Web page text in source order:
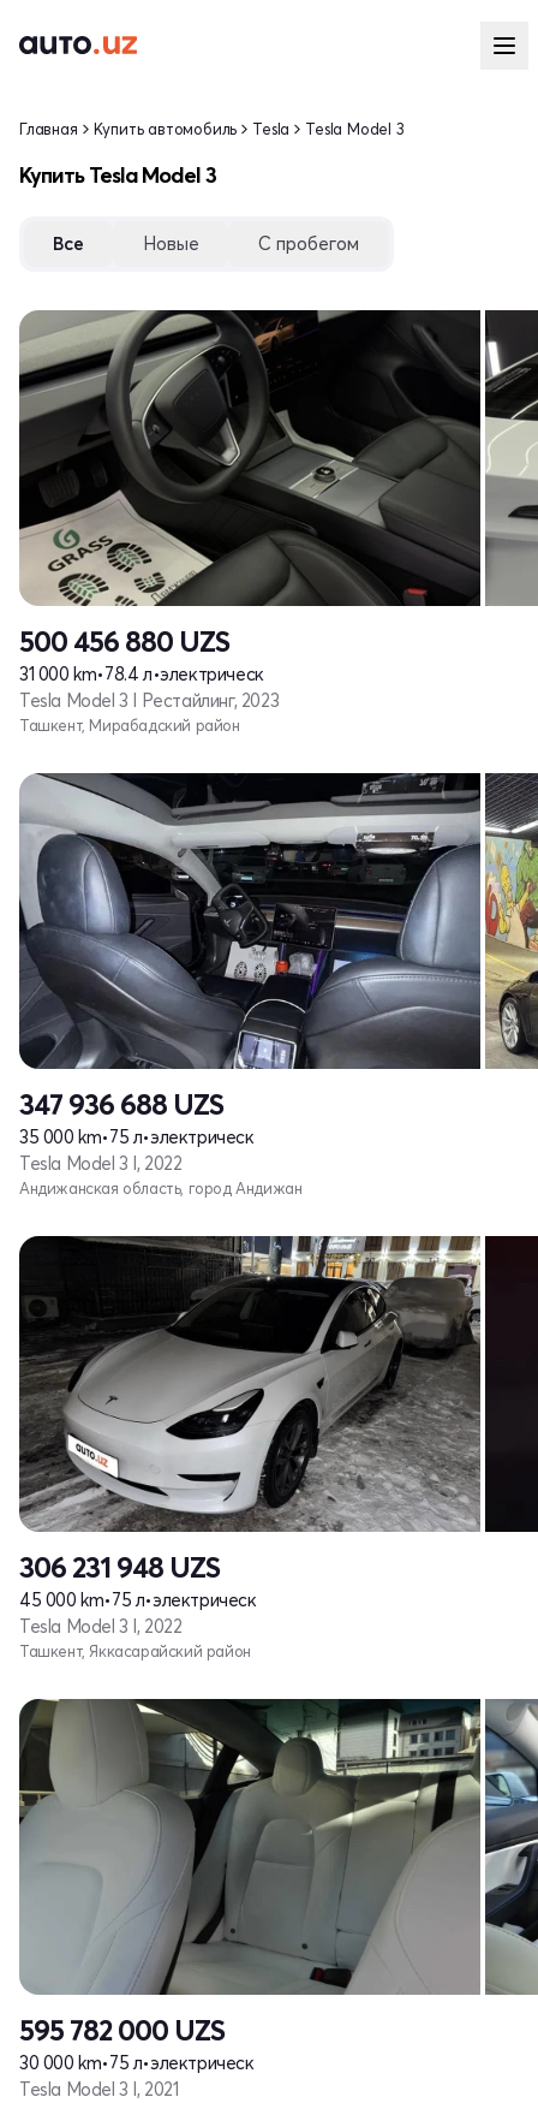
Главная Купить автомобиль Tesla Tesla Model 3
Купить Tesla Model 3
Все Новые С пробегом
500 456 880 UZS
31 000 km•78.4 л•электрическ
Tesla Model 3 I Рестайлинг, 2023
Ташкент, Мирабадский район
347 936 688 UZS
35 000 km•75 л•электрическ
Tesla Model 3 I, 2022
Андижанская область, город Андижан
306 231 948 UZS
45 000 km•75 л•электрическ
Tesla Model 3 I, 2022
Ташкент, Яккасарайский район
595 782 000 UZS
30 000 km•75 л•электрическ
Tesla Model 3 I, 2021